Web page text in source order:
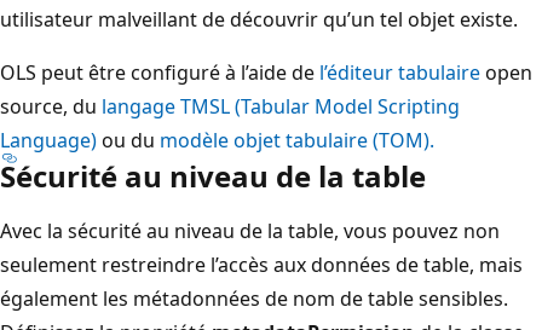
utilisateur malveillant de découvrir qu’un tel objet existe.
OLS peut être configuré à l’aide de l’éditeur tabulaireopen
source, du langage TMSL (Tabular Model Scripting
Language)ou du modèle objet tabulaire (TOM).
Sécurité au niveau de la table
Avec la sécurité au niveau de la table, vous pouvez non
seulement restreindre l’accès aux données de table, mais
également les métadonnées de nom de table sensibles.